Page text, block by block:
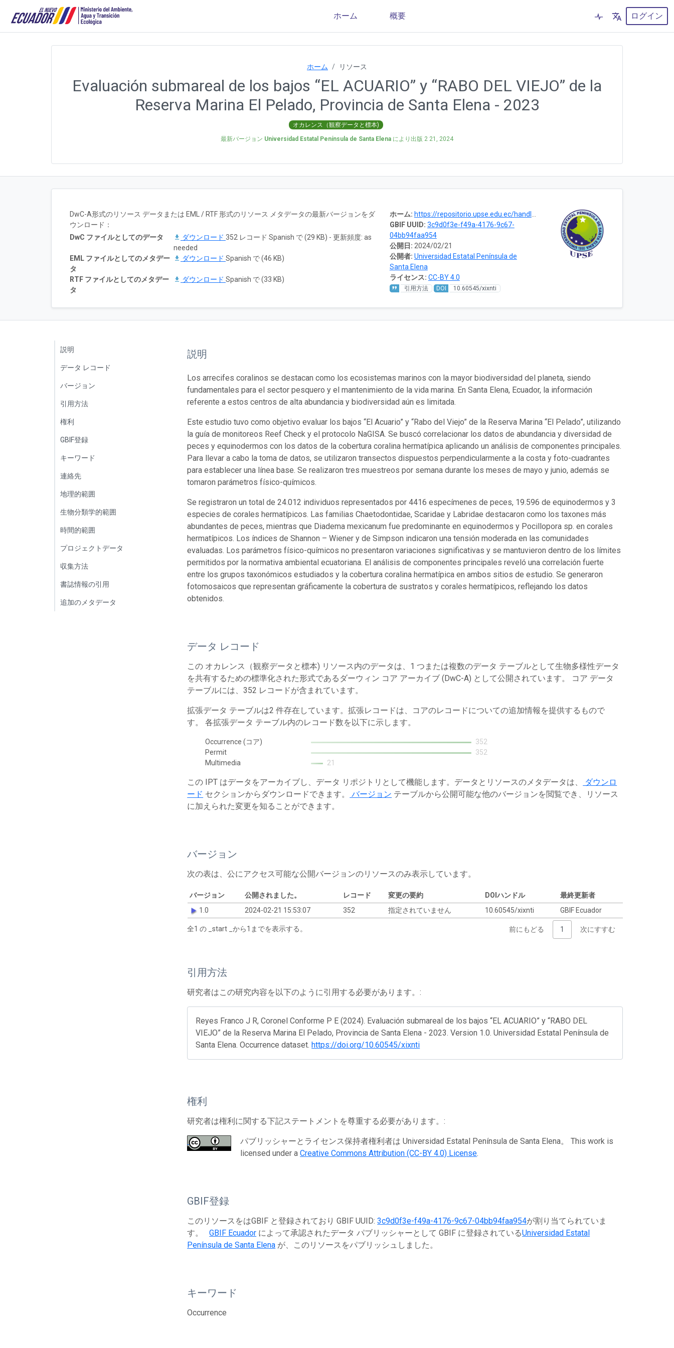
ホーム 概要 ログイン
ホーム リソース
Evaluación submareal de los bajos “EL ACUARIO” y “RABO DEL VIEJO” de la
Reserva Marina El Pelado, Provincia de Santa Elena - 2023
オカレンス（観察データと標本)
最新バージョン Universidad Estatal Península de Santa Elena により出版 2 21, 2024
ホーム: https://repositorio.upse.edu.ec/handle/46000/10147
GBIF UUID: 3c9d0f3e-f49a-4176-9c67-
04bb94faa954
公開日: 2024/02/21
公開者: Universidad Estatal Península de
Santa Elena
ライセンス: CC-BY 4.0
引用方法 DOI 10.60545/xixnti
DwC-A形式のリソース データまたは EML / RTF 形式のリソース メタデータの最新バージョンをダ
ウンロード：
DwC ファイルとしてのデータ
ダウンロード 352 レコード Spanish で (29 KB) - 更新頻度: as
needed
EML ファイルとしてのメタデー
タ
ダウンロード Spanish で (46 KB)
RTF ファイルとしてのメタデー
タ
ダウンロード Spanish で (33 KB)
説明
データ レコード
バージョン
引用方法
権利
GBIF登録
キーワード
連絡先
地理的範囲
生物分類学的範囲
時間的範囲
プロジェクトデータ
収集方法
書誌情報の引用
追加のメタデータ
説明
Los arrecifes coralinos se destacan como los ecosistemas marinos con la mayor biodiversidad del planeta, siendo
fundamentales para el sector pesquero y el mantenimiento de la vida marina. En Santa Elena, Ecuador, la información
referente a estos centros de alta abundancia y biodiversidad aún es limitada.
Este estudio tuvo como objetivo evaluar los bajos “El Acuario” y “Rabo del Viejo” de la Reserva Marina “El Pelado”, utilizando
la guía de monitoreos Reef Check y el protocolo NaGISA. Se buscó correlacionar los datos de abundancia y diversidad de
peces y equinodermos con los datos de la cobertura coralina hermatípica aplicando un análisis de componentes principales.
Para llevar a cabo la toma de datos, se utilizaron transectos dispuestos perpendicularmente a la costa y foto-cuadrantes
para establecer una línea base. Se realizaron tres muestreos por semana durante los meses de mayo y junio, además se
tomaron parámetros físico-químicos.
Se registraron un total de 24.012 individuos representados por 4416 especímenes de peces, 19.596 de equinodermos y 3
especies de corales hermatípicos. Las familias Chaetodontidae, Scaridae y Labridae destacaron como los taxones más
abundantes de peces, mientras que Diadema mexicanum fue predominante en equinodermos y Pocillopora sp. en corales
hermatípicos. Los índices de Shannon – Wiener y de Simpson indicaron una tensión moderada en las comunidades
evaluadas. Los parámetros físico-químicos no presentaron variaciones significativas y se mantuvieron dentro de los límites
permitidos por la normativa ambiental ecuatoriana. El análisis de componentes principales reveló una correlación fuerte
entre los grupos taxonómicos estudiados y la cobertura coralina hermatípica en ambos sitios de estudio. Se generaron
fotomosaicos que representan gráficamente la cobertura de sustratos y corales hermatípicos, reflejando los datos
obtenidos.
データ レコード
この オカレンス（観察データと標本) リソース内のデータは、1 つまたは複数のデータ テーブルとして生物多様性データ
を共有するための標準化された形式であるダーウィン コア アーカイブ (DwC-A) として公開されています。 コア データ
テーブルには、352 レコードが含まれています。
拡張データ テーブルは2 件存在しています。拡張レコードは、コアのレコードについての追加情報を提供するもので
す。 各拡張データ テーブル内のレコード数を以下に示します。
Occurrence (コア)
352
Permit
352
Multimedia
21
この IPT はデータをアーカイブし、データ リポジトリとして機能します。データとリソースのメタデータは、
ダウンロ
ード セクションからダウンロードできます。 バージョン テーブルから公開可能な他のバージョンを閲覧でき、リソース
に加えられた変更を知ることができます。
バージョン
次の表は、公にアクセス可能な公開バージョンのリソースのみ表示しています。
バージョン 公開されました。 レコード 変更の要約 DOIハンドル
最終更新者
1.0
2024-02-21 15:53:07 352 指定されていません 10.60545/xixnti GBIF Ecuador
全1 の _start _から1までを表示する。 前にもどる 1 次にすすむ
引用方法
研究者はこの研究内容を以下のように引用する必要があります。:
Reyes Franco J R, Coronel Conforme P E (2024). Evaluación submareal de los bajos “EL ACUARIO” y “RABO DEL
VIEJO” de la Reserva Marina El Pelado, Provincia de Santa Elena - 2023. Version 1.0. Universidad Estatal Península de
Santa Elena. Occurrence dataset.https://doi.org/10.60545/xixnti
権利
研究者は権利に関する下記ステートメントを尊重する必要があります。:
パブリッシャーとライセンス保持者権利者は Universidad Estatal Península de Santa Elena。 This work is
licensed under aCreative Commons Attribution (CC-BY 4.0) License.
GBIF登録
このリソースをはGBIF と登録されており GBIF UUID:3c9d0f3e-f49a-4176-9c67-04bb94faa954が割り当てられていま
す。GBIF Ecuador によって承認されたデータ パブリッシャーとして GBIF に登録されているUniversidad Estatal
Península de Santa Elena が、このリソースをパブリッシュしました。
キーワード
Occurrence